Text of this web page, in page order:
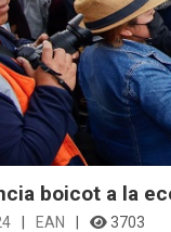
boicot a la
EAN 3703